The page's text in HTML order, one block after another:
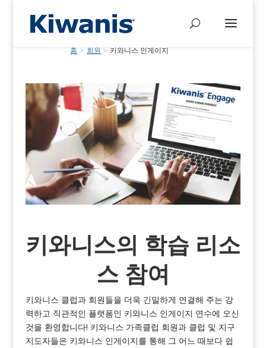
홈 > 회원 > 키와니스 인게이지
키와니스의 학습 리소
스 참여
키와니스 클럽과 회원들을 더욱 긴밀하게 연결해 주는 강
력하고 직관적인 플랫폼인 키와니스 인게이지 연수에 오신
것을 환영합니다! 키와니스 가족클럽 회원과 클럽 및 지구
지도자들은 키와니스 인게이지를 통해 그 어느 때보다 쉽